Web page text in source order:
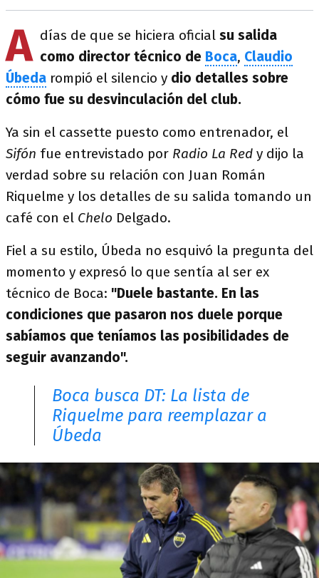
A días de que se hiciera oficial su salida
como director técnico de Boca, Claudio
Úbeda rompió el silencio y dio detalles sobre
cómo fue su desvinculación del club.
Ya sin el cassette puesto como entrenador, el
Sifón fue entrevistado por Radio La Red y dijo la
verdad sobre su relación con Juan Román
Riquelme y los detalles de su salida tomando un
café con el Chelo Delgado.
Fiel a su estilo, Úbeda no esquivó la pregunta del
momento y expresó lo que sentía al ser ex
técnico de Boca: "Duele bastante. En las
condiciones que pasaron nos duele porque
sabíamos que teníamos las posibilidades de
seguir avanzando".
Boca busca DT: La lista de
Riquelme para reemplazar a
Úbeda